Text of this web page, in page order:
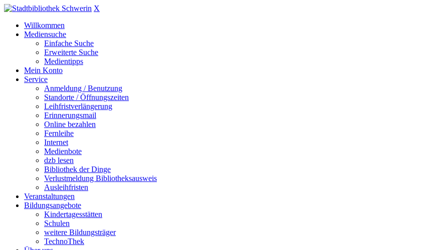
X
Willkommen
Mediensuche
Einfache Suche
Erweiterte Suche
Medientipps
Mein Konto
Service
Anmeldung / Benutzung
Standorte / Öffnungszeiten
Leihfristverlängerung
Erinnerungsmail
Online bezahlen
Fernleihe
Internet
Medienbote
dzb lesen
Bibliothek der Dinge
Verlustmeldung Bibliotheksausweis
Ausleihfristen
Veranstaltungen
Bildungsangebote
Kindertagesstätten
Schulen
weitere Bildungsträger
TechnoThek